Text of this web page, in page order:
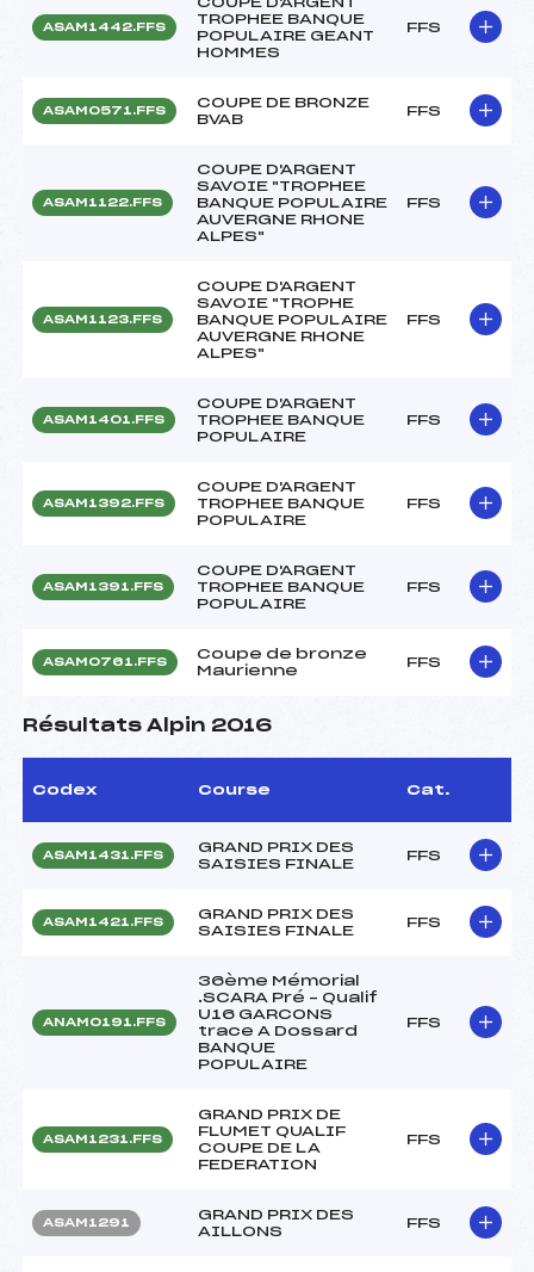
ASAM1442.FFS
TROPHEE BANQUE
POPULAIRE GEANT
HOMMES
FFS
ASAM0571.FFS
COUPE DE BRONZE
BVAB
FFS
ASAM1122.FFS
COUPE D'ARGENT
SAVOIE "TROPHEE
BANQUE POPULAIRE
AUVERGNE RHONE
ALPES"
FFS
ASAM1123.FFS
COUPE D'ARGENT
SAVOIE "TROPHE
BANQUE POPULAIRE
AUVERGNE RHONE
ALPES"
FFS
ASAM1401.FFS
COUPE D'ARGENT
TROPHEE BANQUE
POPULAIRE
FFS
ASAM1392.FFS
COUPE D'ARGENT
TROPHEE BANQUE
POPULAIRE
FFS
ASAM1391.FFS
COUPE D'ARGENT
TROPHEE BANQUE
POPULAIRE
FFS
ASAM0761.FFS
Coupe de bronze
Maurienne
FFS
Résultats Alpin 2016
Codex Course Cat.
ASAM1431.FFS
GRAND PRIX DES
SAISIES FINALE
FFS
ASAM1421.FFS
GRAND PRIX DES
SAISIES FINALE
FFS
ANAM0191.FFS
36ème Mémorial
.SCARA Pré – Qualif
U16 GARCONS
trace A Dossard
BANQUE
POPULAIRE
FFS
ASAM1231.FFS
GRAND PRIX DE
FLUMET QUALIF
COUPE DE LA
FEDERATION
FFS
ASAM1291
GRAND PRIX DES
AILLONS
FFS